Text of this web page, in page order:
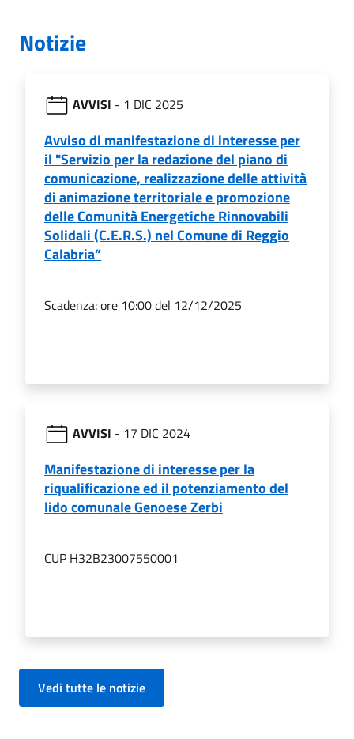
Notizie
AVVISI - 1 DIC 2025
Avviso di manifestazione di interesse per
il "Servizio per la redazione del piano di
comunicazione, realizzazione delle attività
di animazione territoriale e promozione
delle Comunità Energetiche Rinnovabili
Solidali (C.E.R.S.) nel Comune di Reggio
Calabria”
Scadenza: ore 10:00 del 12/12/2025
AVVISI - 17 DIC 2024
Manifestazione di interesse per la
riqualificazione ed il potenziamento del
lido comunale Genoese Zerbi
CUP H32B23007550001
Vedi tutte le notizie